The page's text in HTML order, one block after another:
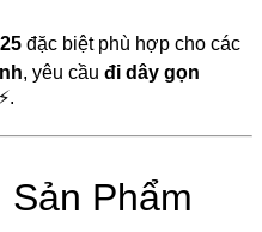
đặc biệt phù hợp cho các
, yêu cầu đi dây gọn
⚡.
Sản Phẩm